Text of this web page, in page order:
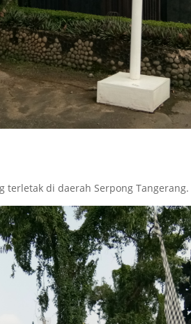
terletak di daerah Serpong Tangerang.